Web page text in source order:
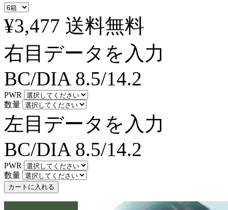
¥3,477 送料無料
右目データを入力
BC/DIA 8.5/14.2
PWR
数量
左目データを入力
BC/DIA 8.5/14.2
PWR
数量
カートに入れる